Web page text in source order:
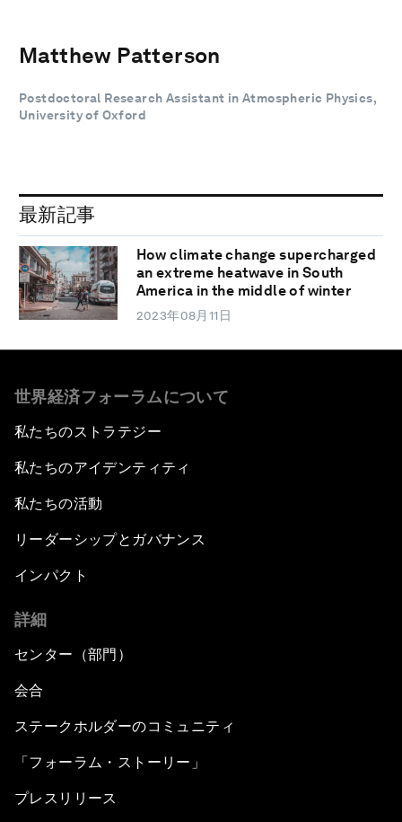
Matthew Patterson
Postdoctoral Research Assistant in Atmospheric Physics,
University of Oxford
最新記事
How climate change supercharged
an extreme heatwave in South
America in the middle of winter
2023年08月11日
世界経済フォーラムについて
私たちのストラテジー
私たちのアイデンティティ
私たちの活動
リーダーシップとガバナンス
インパクト
詳細
センター（部門）
会合
ステークホルダーのコミュニティ
「フォーラム・ストーリー」
プレスリリース